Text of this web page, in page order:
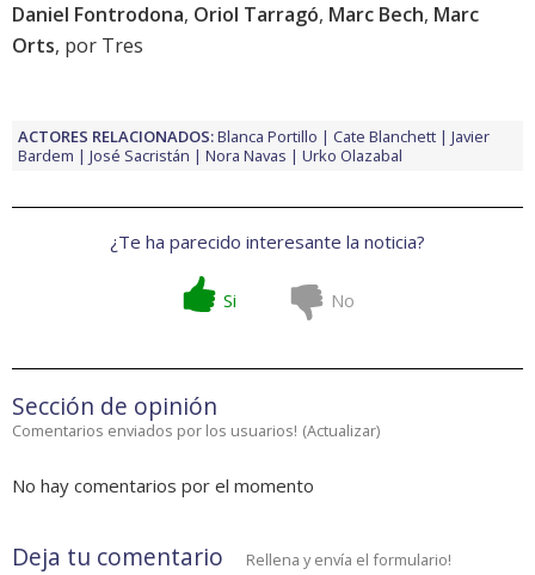
Daniel Fontrodona, Oriol Tarragó, Marc Bech, Marc
Orts, por Tres
ACTORES RELACIONADOS:Blanca Portillo Cate Blanchett
Javier
Bardem
José Sacristán Nora Navas Urko Olazabal
¿Te ha parecido interesante la noticia?
Si No
Sección de opinión
Comentarios enviados por los usuarios! (Actualizar)
No hay comentarios por el momento
Deja tu comentario Rellena y envía el formulario!